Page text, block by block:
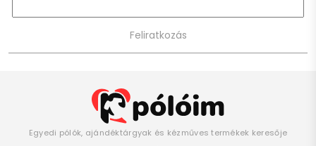
Egyedi pólók, ajándéktárgyak és kézműves termékek keresője